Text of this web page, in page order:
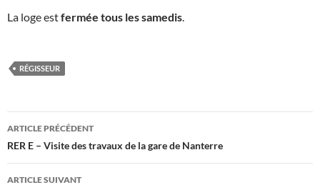
La loge estfermée tous les samedis.
RÉGISSEUR
Navigation
des
articles
ARTICLE PRÉCÉDENT
RER E – Visite des travaux de la gare de Nanterre
ARTICLE SUIVANT